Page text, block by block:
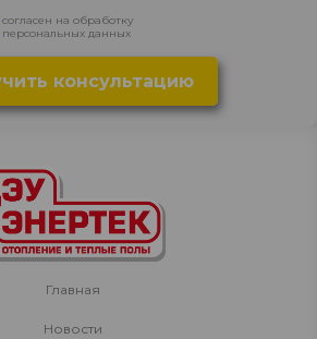
согласен на обработку
персональных данных
Главная
Новости